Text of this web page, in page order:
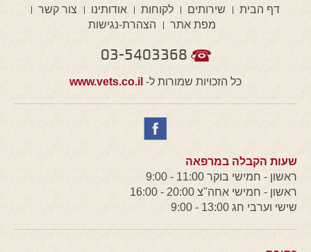
דף הבית שירותים לקוחות אודותינו
צור קשר
מפת אתר
הצהרת-נגישות
03-5403368
כל הזכויות שמורות ל- www.vets.co.il
שעות הקבלה במרפאה
ראשון - חמישי בוקר 11:00 - 9:00
ראשון - חמישי אחה"צ 20:00 - 16:00
שישי וערבי חג 13:00 - 9:00